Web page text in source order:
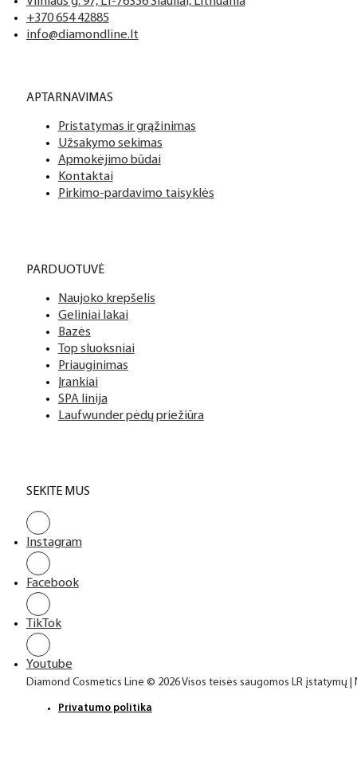
Mes siūlome tik aukščiausios kokybės produktus nagams,
Platus prekių katalogas
Turime daugiau nei 3000 produktų visiems Jūsų poreikiams
PDF katalogas
Vilniaus g. 97, LT-76356 Šiauliai, Lithuania
+370 654 42885
Pristatymas ir grąžinimas
Užsakymo sekimas
Apmokėjimo būdai
Kontaktai
Naujoko krepšelis
Geliniai lakai
Bazės
Top sluoksniai
Priauginimas
Įrankiai
SPA linija
SEKITE MUS
Instagram
Facebook
TikTok
Youtube